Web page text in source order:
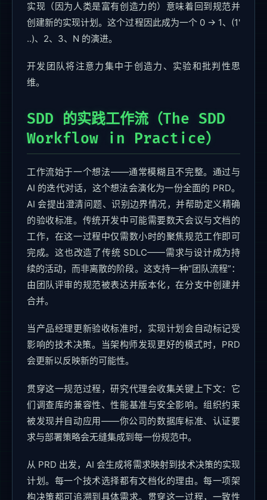
实现（因为人类是富有创造力的）意味着回到规范并
创建新的实现计划。这个过程因此成为一个 0 -> 1、(1'
..)、2、3、N 的演进。
开发团队将注意力集中于创造力、实验和批判性思
维。
SDD 的实践工作流（The SDD
Workflow in Practice）
工作流始于一个想法——通常模糊且不完整。通过与
AI 的迭代对话，这个想法会演化为一份全面的 PRD。
AI 会提出澄清问题、识别边界情况，并帮助定义精确
的验收标准。传统开发中可能需要数天会议与文档的
工作，在这一过程中仅需数小时的聚焦规范工作即可
完成。这也改造了传统 SDLC——需求与设计成为持
续的活动，而非离散的阶段。这支持一种“团队流程”：
由团队评审的规范被表达并版本化，在分支中创建并
合并。
当产品经理更新验收标准时，实现计划会自动标记受
影响的技术决策。当架构师发现更好的模式时，PRD
会更新以反映新的可能性。
贯穿这一规范过程，研究代理会收集关键上下文：它
们调查库的兼容性、性能基准与安全影响。组织约束
被发现并自动应用——你公司的数据库标准、认证要
求与部署策略会无缝集成到每一份规范中。
从 PRD 出发，AI 会生成将需求映射到技术决策的实现
计划。每一个技术选择都有文档化的理由。每一项架
构决策都可追溯到具体需求。贯穿这一过程，一致性